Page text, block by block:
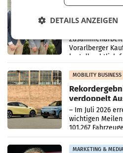
Albrecht setzt
Vorarlberger
kartellrechtlich
MOBILITY BUSINESS
verdoppelt
überschreitet
– Im Juli 2026
wichtigen
101.267
Ergebnis
verdoppelte
MARKETING & MEDIA
DETAILS ANZEIGEN